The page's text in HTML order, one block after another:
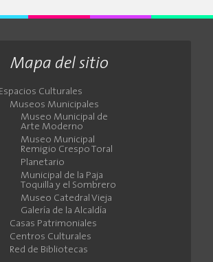
Mapa del sitio
Espacios Culturales
Museos Municipales
Museo Municipal de
Arte Moderno
Museo Municipal
Remigio Crespo Toral
Planetario
Municipal de la Paja
Toquilla y el Sombrero
Museo Catedral Vieja
Galería de la Alcaldía
Casas Patrimoniales
Centros Culturales
Red de Bibliotecas